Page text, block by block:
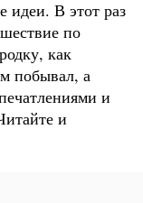
идеи. В этот раз
по
как
побывал, а
и
и